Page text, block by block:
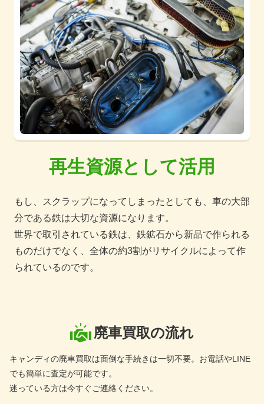
再生資源として活用
もし、スクラップになってしまったとしても、車の大部
分である鉄は大切な資源になります。
世界で取引されている鉄は、鉄鉱石から新品で作られる
ものだけでなく、全体の約3割がリサイクルによって作
られているのです。
廃車買取の流れ
キャンディの廃車買取は面倒な手続きは一切不要。お電話やLINE
でも簡単に査定が可能です。
迷っている方は今すぐご連絡ください。